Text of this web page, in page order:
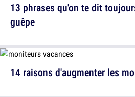
14 raisons d'augmenter les
13 phrases qu'on te dit
guêpe